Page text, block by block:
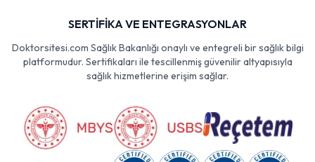
SERTİFİKA VE ENTEGRASYONLAR
Doktorsitesi.com Sağlık Bakanlığı onaylı ve entegreli bir sağlık bilgi
platformudur. Sertifikaları ile tescillenmiş güvenilir altyapısıyla
sağlık hizmetlerine erişim sağlar.